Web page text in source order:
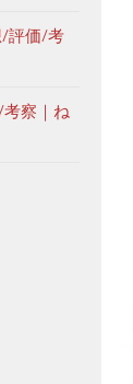
/評価/考
考察｜ね